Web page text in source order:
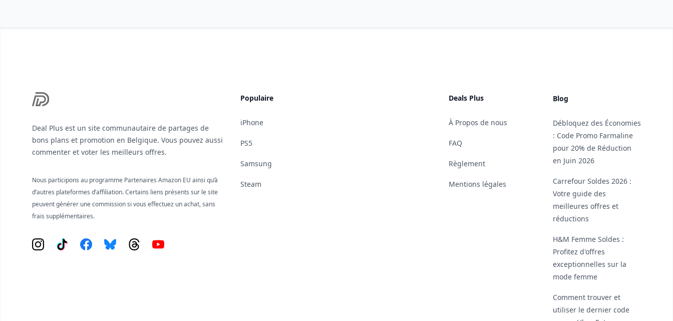
Deal Plus est un site communautaire de partages de
bons plans et promotion en Belgique. Vous pouvez aussi
commenter et voter les meilleurs offres.
Nous participons au programme Partenaires Amazon EU ainsi qu’à
d’autres plateformes d’affiliation. Certains liens présents sur le site
peuvent générer une commission si vous effectuez un achat, sans
frais supplémentaires.
Instagram
Tiktok FacebookBlueskyThreadsYouTube
Populaire
iPhone
PS5
Samsung
Steam
Deals Plus
À Propos de nous
FAQ
Règlement
Mentions légales
Blog
Débloquez des Économies
: Code Promo Farmaline
pour 20% de Réduction
en Juin 2026
Carrefour Soldes 2026 :
Votre guide des
meilleures offres et
réductions
H&M Femme Soldes :
Profitez d'offres
exceptionnelles sur la
mode femme
Comment trouver et
utiliser le dernier code